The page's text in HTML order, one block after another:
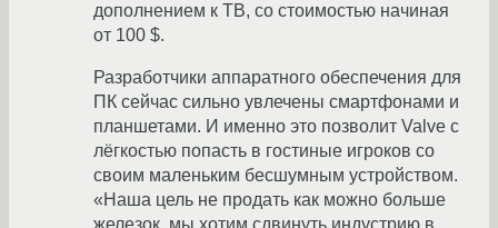
дополнением к ТВ, со стоимостью начиная
от 100 $.
Разработчики аппаратного обеспечения для
ПК сейчас сильно увлечены смартфонами и
планшетами. И именно это позволит Valve с
лёгкостью попасть в гостиные игроков со
своим маленьким бесшумным устройством.
«Наша цель не продать как можно больше